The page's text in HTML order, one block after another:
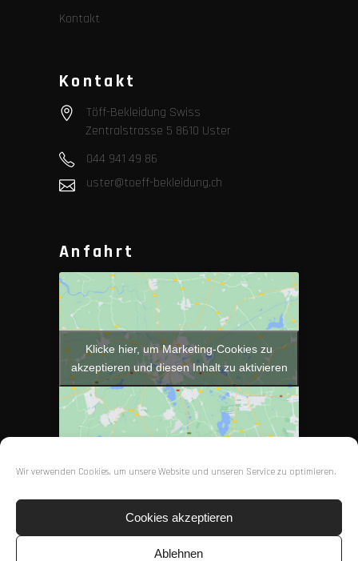
Wir verwenden Cookies, um unsere Website und unseren Service zu optimieren.
Cookies akzeptieren
Ablehnen
Kontakt
Kontakt
Töff-Bekleidung Swiss
Zentralstrasse 5 8610 Uster
044 941 49 86
uster@toeff-bekleidung.ch
Anfahrt
Klicke hier, um Marketing-Cookies zu
akzeptieren und diesen Inhalt zu aktivieren